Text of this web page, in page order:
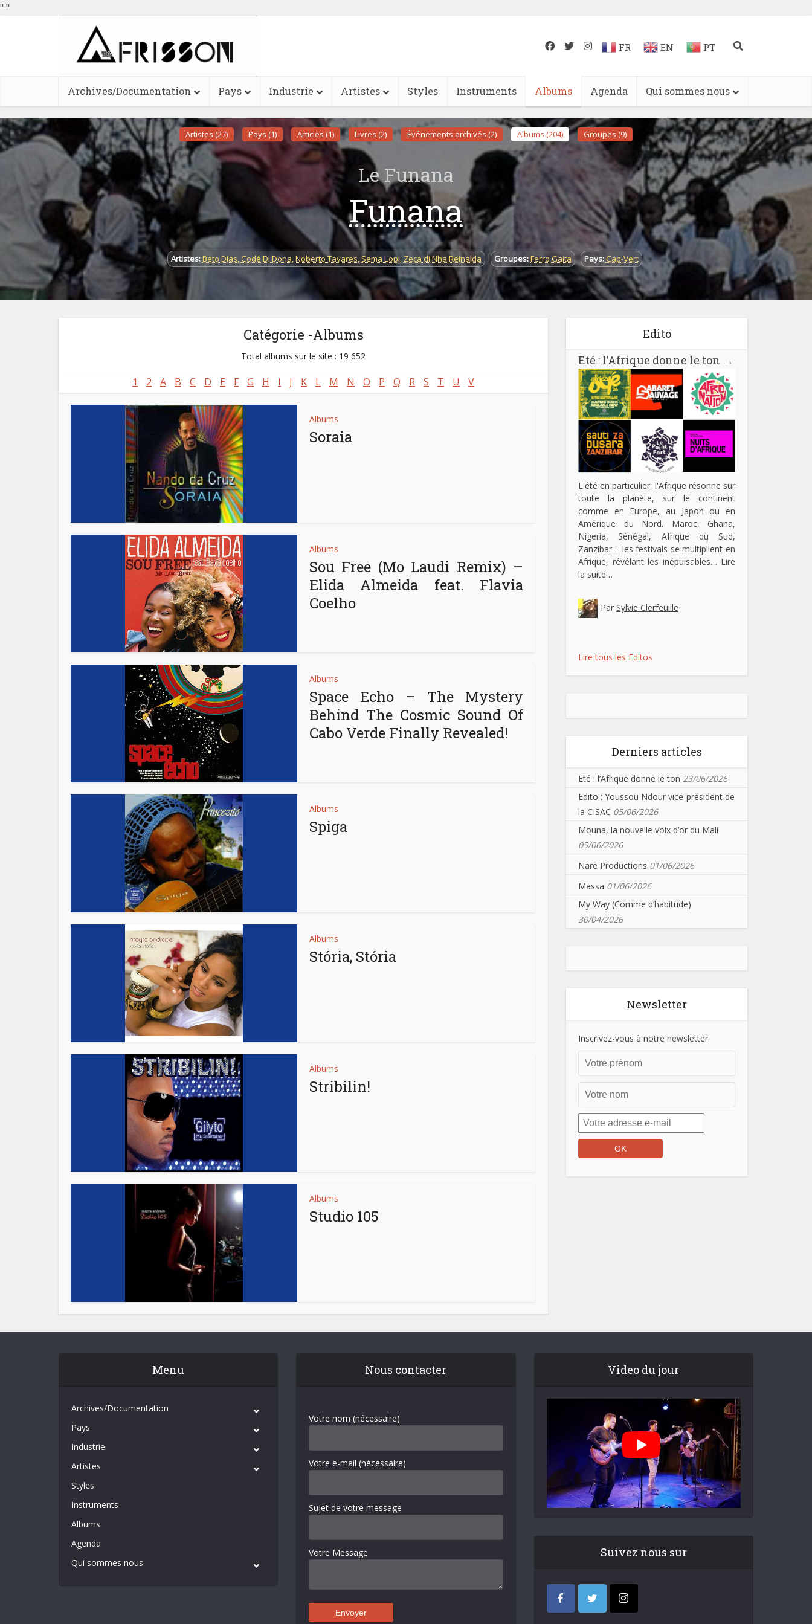
" "
FR EN PT
Archives/Documentation Pays Industrie Artistes Styles Instruments Albums Agenda Qui sommes nous
Artistes (27) Pays (1) Articles (1) Livres (2) Événements archivés (2) Albums (204) Groupes (9)
Le Funana
Funana
Artistes:Beto Dias, Codé Di Dona,Noberto Tavares, Sema Lopi, Zeca di Nha Reinalda Groupes:Ferro Gaita Pays:Cap-Vert
Catégorie -Albums
Total albums sur le site : 19 652
1 2 A B C D E F G H I J K L M N O P Q R S T U V
Albums
Soraia
Albums
Sou Free (Mo Laudi Remix) –
Elida Almeida feat. Flavia
Coelho
Albums
Space Echo – The Mystery
Behind The Cosmic Sound Of
Cabo Verde Finally Revealed!
Albums
Spiga
Albums
Stória, Stória
Albums
Stribilin!
Albums
Studio 105
Edito
Eté : l’Afrique donne le ton →
L'été en particulier, l'Afrique résonne sur
toute la planète, sur le continent
comme en Europe, au Japon ou en
Amérique du Nord. Maroc, Ghana,
Nigeria, Sénégal, Afrique du Sud,
Zanzibar : les festivals se multiplient en
Afrique, révélant les inépuisables… Lire
la suite…
Par Sylvie Clerfeuille
Lire tous les Editos
Derniers articles
Eté : l’Afrique donne le ton 23/06/2026
Edito : Youssou Ndour vice-président de
la CISAC 05/06/2026
Mouna, la nouvelle voix d’or du Mali
05/06/2026
Nare Productions 01/06/2026
Massa 01/06/2026
My Way (Comme d’habitude)
30/04/2026
Newsletter
Inscrivez-vous à notre newsletter:
Menu
Archives/Documentation
Pays
Industrie
Artistes
Styles
Instruments
Albums
Agenda
Qui sommes nous
Nous contacter
Votre nom (nécessaire)
Votre e-mail (nécessaire)
Sujet de votre message
Votre Message
Video du jour
Suivez nous sur